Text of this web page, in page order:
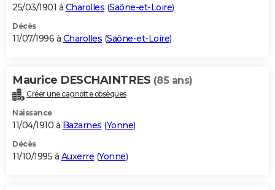
25/03/1901 à Charolles (Saône-et-Loire)
Décès
11/07/1996 à Charolles (Saône-et-Loire)
Maurice DESCHAINTRES (85 ans)
Créer une cagnotte obsèques
Naissance
11/04/1910 à Bazarnes (Yonne)
Décès
11/10/1995 à Auxerre (Yonne)